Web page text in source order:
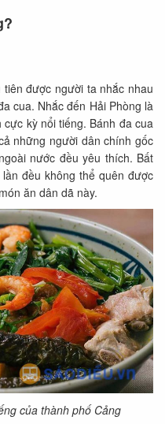
được người ta nhắc nhau
cua. Nhắc đến Hải Phòng là
kỳ nổi tiếng. Bánh đa cua
những người dân chính gốc
nước đều yêu thích. Bất
đều không thể quên được
ăn dân dã này.
của thành phố Cảng